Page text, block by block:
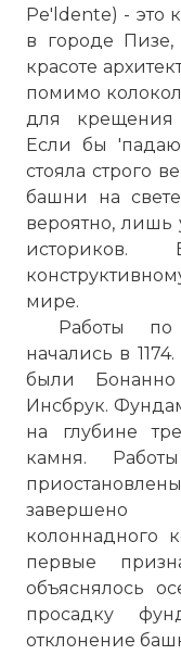
Pe'ldente) - это
в городе Пизе,
красоте
помимо
для крещения
Если бы
стояла строго
башни на
вероятно, лишь
историков.
мире.
Работы по
начались в
были
Инсбрук.
на глубине
камня.
завершено
колоннадного
первые
объяснялось
просадку
отклонение